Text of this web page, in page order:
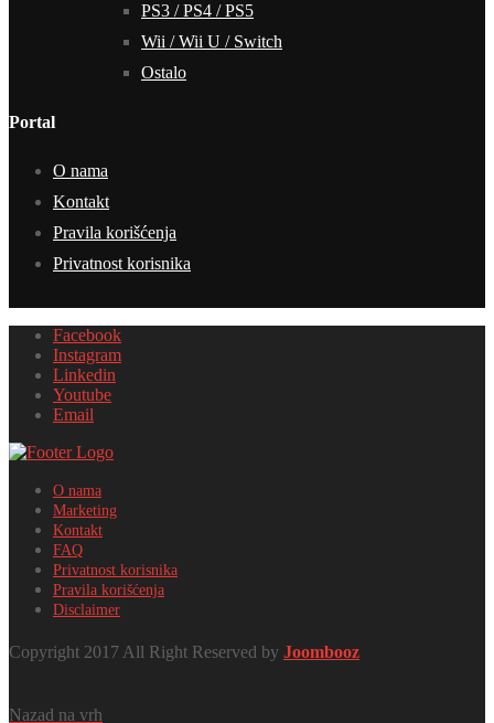
PS3 / PS4 / PS5
Wii / Wii U / Switch
Ostalo
Portal
O nama
Kontakt
Pravila korišćenja
Privatnost korisnika
Facebook
Instagram
Linkedin
Youtube
Email
O nama
Marketing
Kontakt
FAQ
Privatnost korisnika
Pravila korišćenja
Disclaimer
Copyright 2017 All Right Reserved by Joombooz
Nazad na vrh